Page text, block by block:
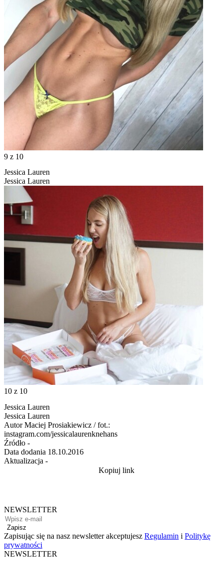
9 z 10
Jessica Lauren
Jessica Lauren
10 z 10
Jessica Lauren
Jessica Lauren
Autor Maciej Prosiakiewicz / fot.:
instagram.com/jessicalaurenknehans
Źródło -
Data dodania 18.10.2016
Aktualizacja -
Kopiuj link
NEWSLETTER
Zapisz
Zapisując się na nasz newsletter akceptujesz Regulamin i Politykę
prywatności
NEWSLETTER